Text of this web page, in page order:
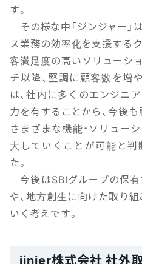
す。
その様な中「ジンジャー」
ス業務の効率化を支援する
客満足度の高いソリューシ
チ以降、堅調に顧客数を増
は、社内に多くのエンジニ
力を有することから、今後
さまざまな機能・ソリュー
大していくことが可能と判
た。
今後はSBIグループの保
や、地方創生に向けた取り
いく考えです。
jinjer株式会社 社外